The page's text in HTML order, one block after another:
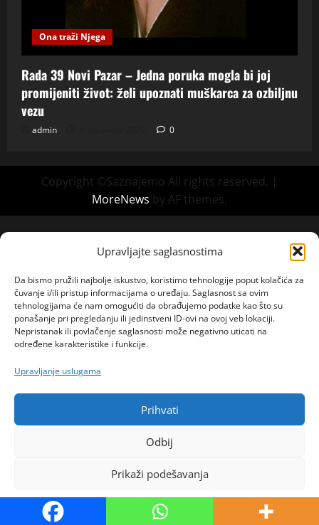
Upravljajte saglasnostima
Da bismo pružili najbolje iskustvo, koristimo tehnologije poput kolačića za
čuvanje i/ili pristup informacijama o uređaju. Saglasnost sa ovim
tehnologijama će nam omogućiti da obrađujemo podatke kao što su
ponašanje pri pregledanju ili jedinstveni ID-ovi na ovoj veb lokaciji.
Nepristanak ili povlačenje saglasnosti može negativno uticati na
određene karakteristike i funkcije.
Upravljanje uslugama
Prihvati
Odbij
Prikaži podešavanja
Politika kolačića
Ona traži Njega
Rada 39 Novi Pazar – Jedna poruka mogla bi joj
promijeniti život: želi upoznati muškarca za ozbiljnu
vezu
admin 0
Copyright ©Saznajemo All rights reserved. |
MoreNews by AF themes.